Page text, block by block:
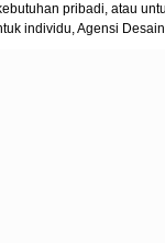
pribadi, atau
individu, Agensi